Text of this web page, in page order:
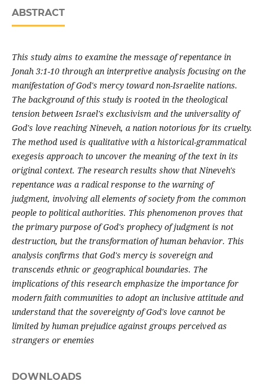
ABSTRACT
This study aims to examine the message of repentance in
Jonah 3:1-10 through an interpretive analysis focusing on the
manifestation of God's mercy toward non-Israelite nations.
The background of this study is rooted in the theological
tension between Israel's exclusivism and the universality of
God's love reaching Nineveh, a nation notorious for its cruelty.
The method used is qualitative with a historical-grammatical
exegesis approach to uncover the meaning of the text in its
original context. The research results show that Nineveh's
repentance was a radical response to the warning of
judgment, involving all elements of society from the common
people to political authorities. This phenomenon proves that
the primary purpose of God's prophecy of judgment is not
destruction, but the transformation of human behavior. This
analysis confirms that God's mercy is sovereign and
transcends ethnic or geographical boundaries. The
implications of this research emphasize the importance for
modern faith communities to adopt an inclusive attitude and
understand that the sovereignty of God's love cannot be
limited by human prejudice against groups perceived as
strangers or enemies
DOWNLOADS